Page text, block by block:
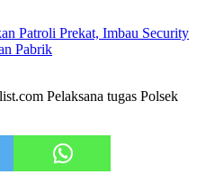
Patroli Prekat, Imbau Security
Pabrik
Pelaksana tugas Polsek